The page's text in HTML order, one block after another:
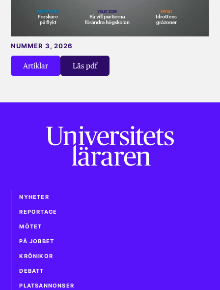
Artiklar Läs pdf
NUMMER 3, 2026
NYHETER
REPORTAGE
MÖTET
PÅ JOBBET
KRÖNIKOR
DEBATT
PLATSANNONSER